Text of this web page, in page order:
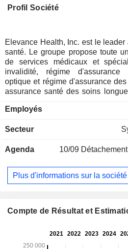
Profil Société
Elevance Health, Inc. est le
santé. Le groupe propose toute
de services médicaux et
invalidité, régime d'assurance
optique et régime d'assurance
assurance santé des soins
indépendant de la Blue Cross
d'assurance santé. A fin 2025, le groupe comptait près de
Employés
Secteur
Agenda 10/09 Détachement
Plus d'informations sur la société
Compte de Résultat et